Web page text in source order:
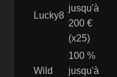
Lucky8
jusqu'à
200 €
(x25)
Wild
100 %
jusqu'à